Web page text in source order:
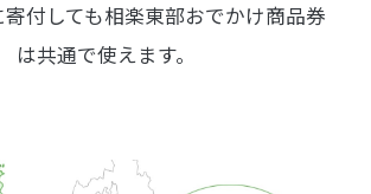
寄付しても相楽東部おでかけ商品券
は共通で使えます。